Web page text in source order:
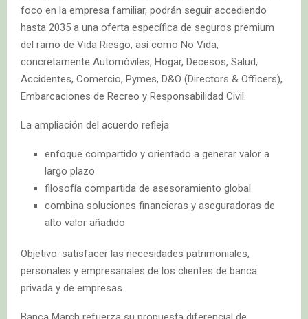
foco en la empresa familiar, podrán seguir accediendo
hasta 2035 a una oferta específica de seguros premium
del ramo de Vida Riesgo, así como No Vida,
concretamente Automóviles, Hogar, Decesos, Salud,
Accidentes, Comercio, Pymes, D&O (Directors & Officers),
Embarcaciones de Recreo y Responsabilidad Civil.
La ampliación del acuerdo refleja
enfoque compartido y orientado a generar valor a
largo plazo
filosofía compartida de asesoramiento global
combina soluciones financieras y aseguradoras de
alto valor añadido
Objetivo: satisfacer las necesidades patrimoniales,
personales y empresariales de los clientes de banca
privada y de empresas.